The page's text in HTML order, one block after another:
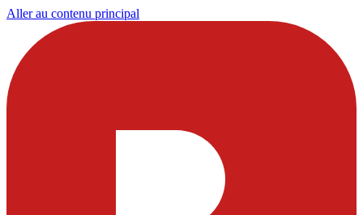
Aller au contenu principal